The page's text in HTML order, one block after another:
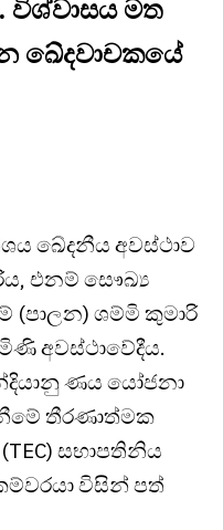
විශ්වාසය මත
ඛේදවාචකයේ
ඛේදනීය අවස්ථාව
එනම් සෞඛ්‍ය
(පාලන) ශම්මි කුමාරි
අවස්ථාවේදීය.
ණය යෝජනා
තීරණාත්මක
සභාපතිනිය
විසින් පත්